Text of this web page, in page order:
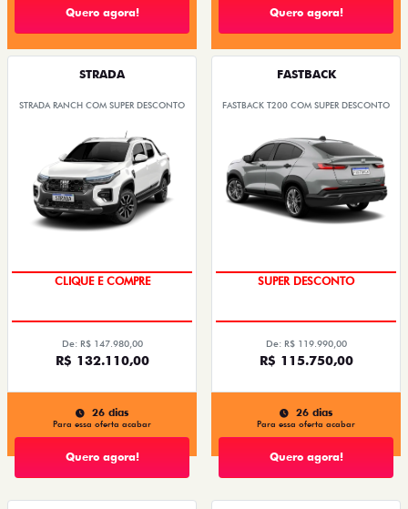
Quero agora! Quero agora!
STRADA
STRADA RANCH COM SUPER DESCONTO
CLIQUE E COMPRE
De: R$ 147.980,00
R$ 132.110,00
26 dias
Para essa oferta acabar
Quero agora!
FASTBACK
FASTBACK T200 COM SUPER DESCONTO
SUPER DESCONTO
De: R$ 119.990,00
R$ 115.750,00
26 dias
Para essa oferta acabar
Quero agora!